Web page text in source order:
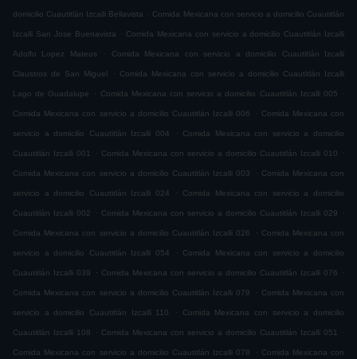
domicilio Cuautitlán Izcalli Bellavista . Comida Mexicana con servicio a domicilio Cuautitlán
Izcalli San Jose Buenavista . Comida Mexicana con servicio a domicilio Cuautitlán Izcalli
Adolfo Lopez Mateos . Comida Mexicana con servicio a domicilio Cuautitlán Izcalli
Claustros de San Miguel . Comida Mexicana con servicio a domicilio Cuautitlán Izcalli
Lago de Guadalupe . Comida Mexicana con servicio a domicilio Cuautitlán Izcalli 005 .
Comida Mexicana con servicio a domicilio Cuautitlán Izcalli 006 . Comida Mexicana con
servicio a domicilio Cuautitlán Izcalli 004 . Comida Mexicana con servicio a domicilio
Cuautitlán Izcalli 001 . Comida Mexicana con servicio a domicilio Cuautitlán Izcalli 010 .
Comida Mexicana con servicio a domicilio Cuautitlán Izcalli 003 . Comida Mexicana con
servicio a domicilio Cuautitlán Izcalli 024 . Comida Mexicana con servicio a domicilio
Cuautitlán Izcalli 002 . Comida Mexicana con servicio a domicilio Cuautitlán Izcalli 029 .
Comida Mexicana con servicio a domicilio Cuautitlán Izcalli 026 . Comida Mexicana con
servicio a domicilio Cuautitlán Izcalli 054 . Comida Mexicana con servicio a domicilio
Cuautitlán Izcalli 039 . Comida Mexicana con servicio a domicilio Cuautitlán Izcalli 076 .
Comida Mexicana con servicio a domicilio Cuautitlán Izcalli 079 . Comida Mexicana con
servicio a domicilio Cuautitlán Izcalli 110 . Comida Mexicana con servicio a domicilio
Cuautitlán Izcalli 108 . Comida Mexicana con servicio a domicilio Cuautitlán Izcalli 051 .
Comida Mexicana con servicio a domicilio Cuautitlán Izcalli 078 . Comida Mexicana con